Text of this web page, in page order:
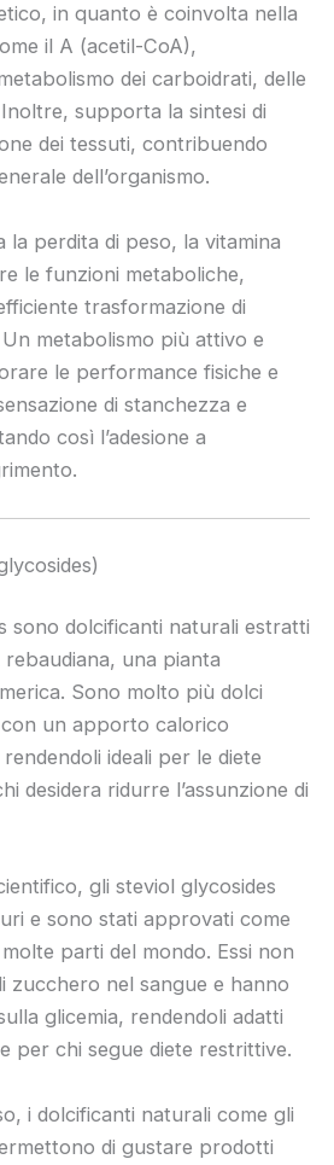
in quanto è coinvolta nella
il A (acetil-CoA),
dei carboidrati, delle
supporta la sintesi di
dei tessuti, contribuendo
dell’organismo.
la perdita di peso, la vitamina
le funzioni metaboliche,
trasformazione di
metabolismo più attivo e
le performance fisiche e
di stanchezza e
così l’adesione a
sono dolcificanti naturali estratti
una pianta
Sono molto più dolci
un apporto calorico
ideali per le diete
desidera ridurre l’assunzione di
gli steviol glycosides
e sono stati approvati come
parti del mondo. Essi non
zucchero nel sangue e hanno
glicemia, rendendoli adatti
per chi segue diete restrittive.
i dolcificanti naturali come gli
di gustare prodotti